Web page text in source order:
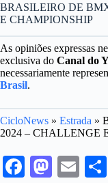
BRASILEIRO DE
E CHAMPIONSHIP
As opiniões expressas
exclusiva do Canal do
necessariamente
Brasil.
CicloNews » Estrada »
2024 – CHALLENGE
Fa M
E